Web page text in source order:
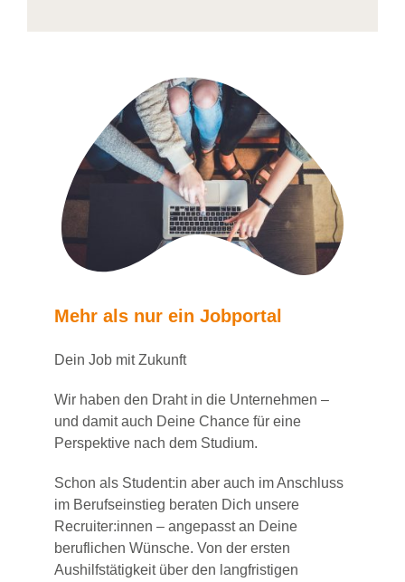
Mehr als nur ein Jobportal
Dein Job mit Zukunft
Wir haben den Draht in die Unternehmen –
und damit auch Deine Chance für eine
Perspektive nach dem Studium.
Schon als Student:in aber auch im Anschluss
im Berufseinstieg beraten Dich unsere
Recruiter:innen – angepasst an Deine
beruflichen Wünsche. Von der ersten
Aushilfstätigkeit über den langfristigen